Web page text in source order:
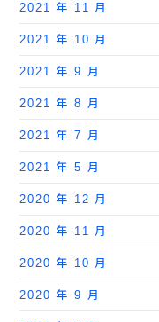
2021 年 11 月
2021 年 10 月
2021 年 9 月
2021 年 8 月
2021 年 7 月
2021 年 5 月
2020 年 12 月
2020 年 11 月
2020 年 10 月
2020 年 9 月